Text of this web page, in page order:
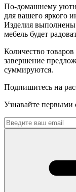
По-домашнему
для вашего яркого
Изделия выполнены
мебель будет
Количество
завершение
суммируются.
Подпишитесь на
Узнавайте первыми